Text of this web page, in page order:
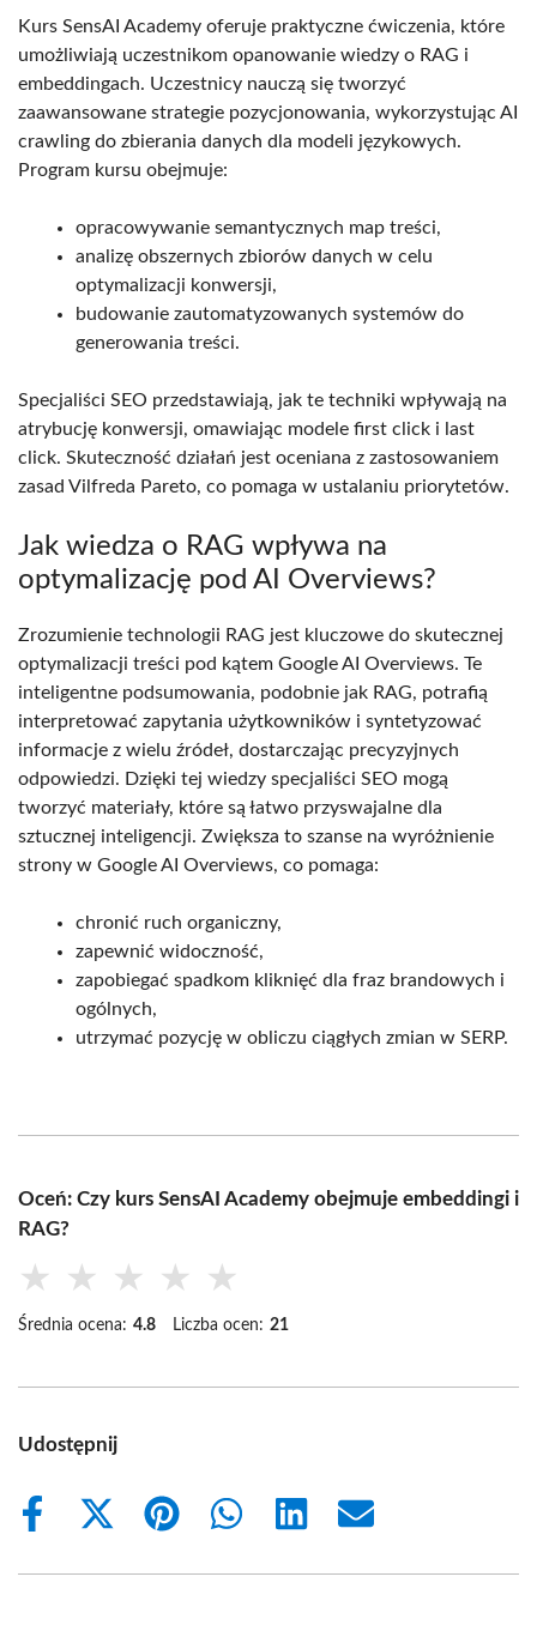
Kurs SensAI Academy oferuje praktyczne ćwiczenia, które
umożliwiają uczestnikom opanowanie wiedzy o RAG i
embeddingach. Uczestnicy nauczą się tworzyć
zaawansowane strategie pozycjonowania, wykorzystując AI
crawling do zbierania danych dla modeli językowych.
Program kursu obejmuje:
opracowywanie semantycznych map treści,
analizę obszernych zbiorów danych w celu
optymalizacji konwersji,
budowanie zautomatyzowanych systemów do
generowania treści.
Specjaliści SEO przedstawiają, jak te techniki wpływają na
atrybucję konwersji, omawiając modele first click i last
click. Skuteczność działań jest oceniana z zastosowaniem
zasad Vilfreda Pareto, co pomaga w ustalaniu priorytetów.
Jak wiedza o RAG wpływa na
optymalizację pod AI Overviews?
Zrozumienie technologii RAG jest kluczowe do skutecznej
optymalizacji treści pod kątem Google AI Overviews. Te
inteligentne podsumowania, podobnie jak RAG, potrafią
interpretować zapytania użytkowników i syntetyzować
informacje z wielu źródeł, dostarczając precyzyjnych
odpowiedzi. Dzięki tej wiedzy specjaliści SEO mogą
tworzyć materiały, które są łatwo przyswajalne dla
sztucznej inteligencji. Zwiększa to szanse na wyróżnienie
strony w Google AI Overviews, co pomaga:
chronić ruch organiczny,
zapewnić widoczność,
zapobiegać spadkom kliknięć dla fraz brandowych i
ogólnych,
utrzymać pozycję w obliczu ciągłych zmian w SERP.
Oceń: Czy kurs SensAI Academy obejmuje embeddingi i
RAG?
★ ★ ★ ★ ★
Średnia ocena: 4.8 Liczba ocen: 21
Udostępnij
Share
Share
(Twitter)
Share
Share
Share
Share